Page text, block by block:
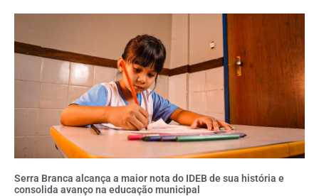
Serra Branca alcança a maior nota do IDEB de sua história e
consolida avanço na educação municipal